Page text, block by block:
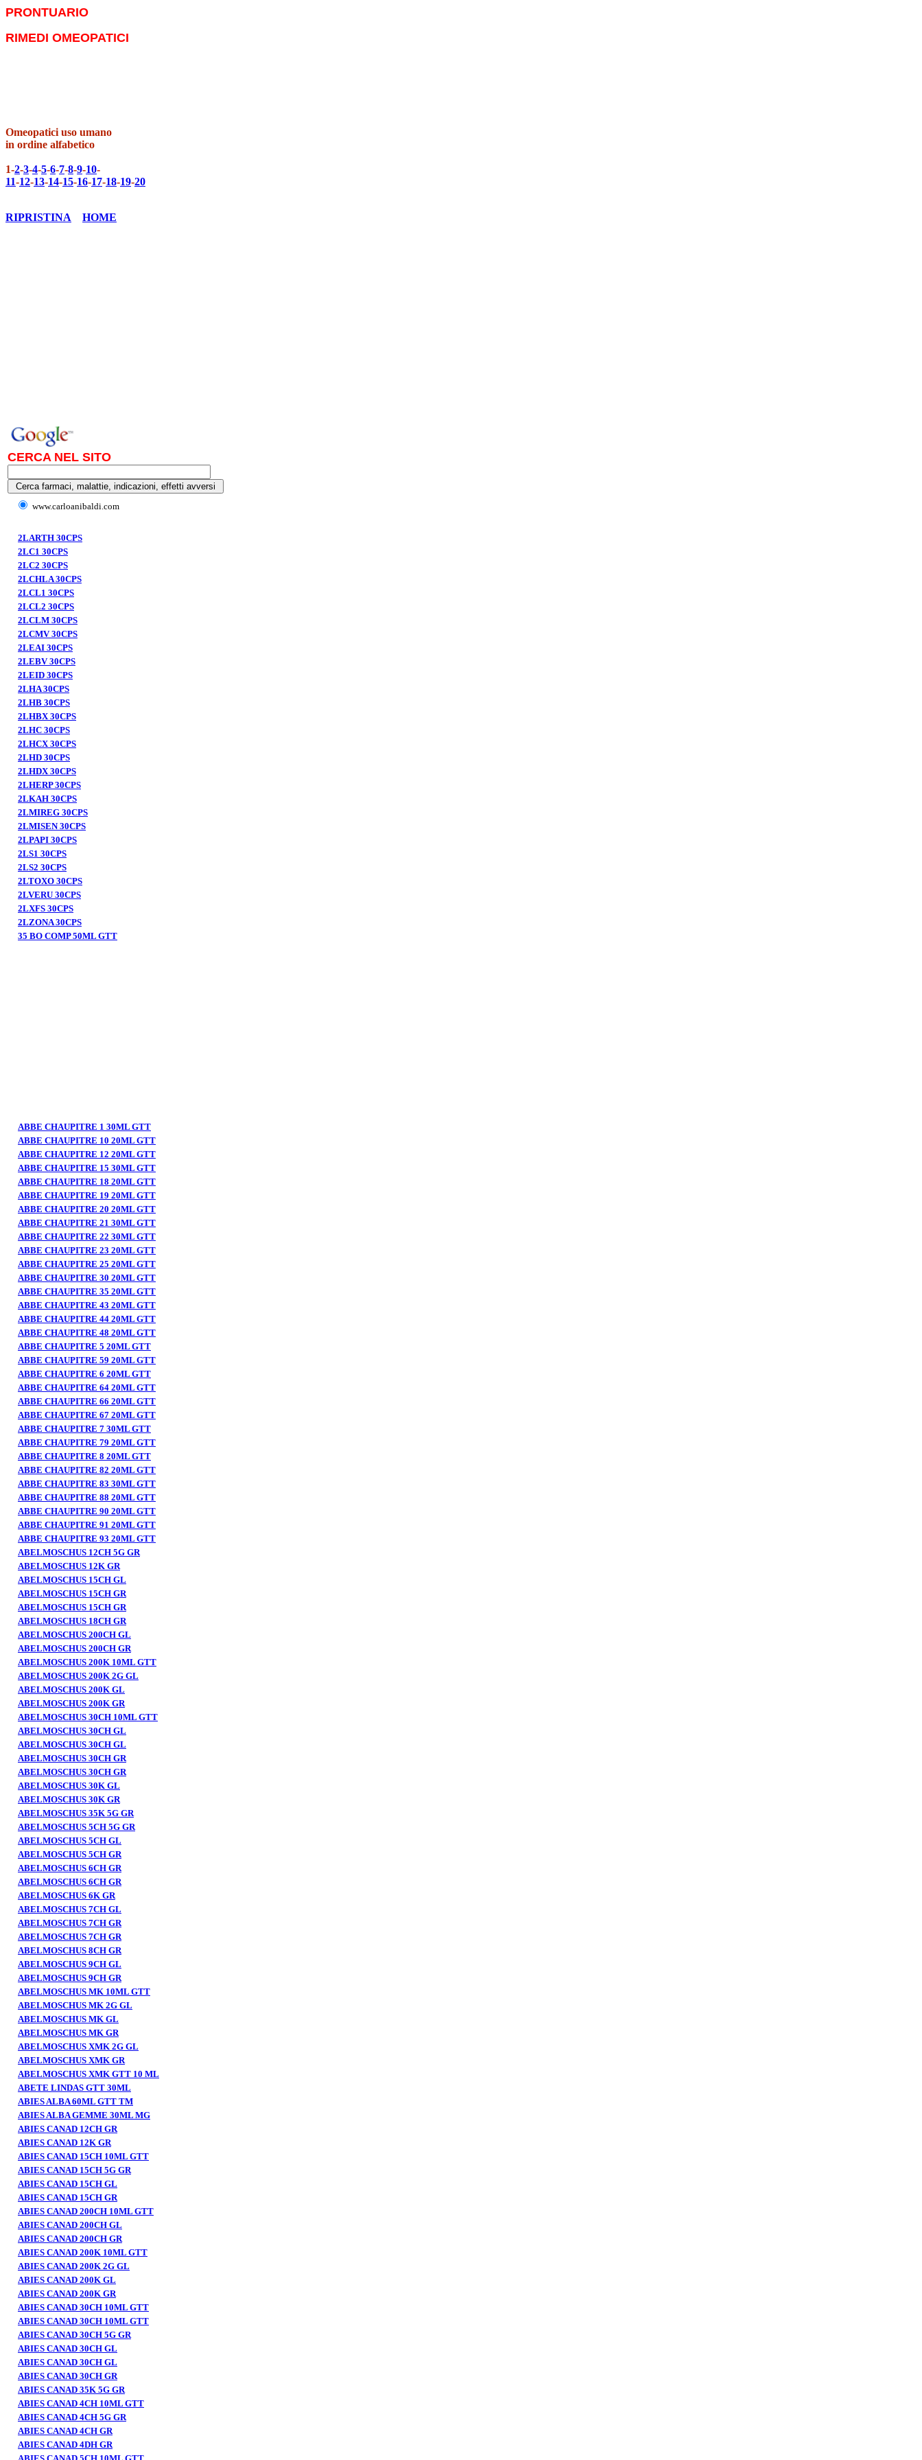
PRONTUARIO
RIMEDI OMEOPATICI
Omeopatici uso umano
in ordine alfabetico
1-2-3-4-5-6-7-8-9-10-
11-12-13-14-15-16-17-18-19-20
RIPRISTINA HOME
CERCA NEL SITO
www.carloanibaldi.com
2LARTH 30CPS
2LC1 30CPS
2LC2 30CPS
2LCHLA 30CPS
2LCL1 30CPS
2LCL2 30CPS
2LCLM 30CPS
2LCMV 30CPS
2LEAI 30CPS
2LEBV 30CPS
2LEID 30CPS
2LHA 30CPS
2LHB 30CPS
2LHBX 30CPS
2LHC 30CPS
2LHCX 30CPS
2LHD 30CPS
2LHDX 30CPS
2LHERP 30CPS
2LKAH 30CPS
2LMIREG 30CPS
2LMISEN 30CPS
2LPAPI 30CPS
2LS1 30CPS
2LS2 30CPS
2LTOXO 30CPS
2LVERU 30CPS
2LXFS 30CPS
2LZONA 30CPS
35 BO COMP 50ML GTT
ABBE CHAUPITRE 1 30ML GTT
ABBE CHAUPITRE 10 20ML GTT
ABBE CHAUPITRE 12 20ML GTT
ABBE CHAUPITRE 15 30ML GTT
ABBE CHAUPITRE 18 20ML GTT
ABBE CHAUPITRE 19 20ML GTT
ABBE CHAUPITRE 20 20ML GTT
ABBE CHAUPITRE 21 30ML GTT
ABBE CHAUPITRE 22 30ML GTT
ABBE CHAUPITRE 23 20ML GTT
ABBE CHAUPITRE 25 20ML GTT
ABBE CHAUPITRE 30 20ML GTT
ABBE CHAUPITRE 35 20ML GTT
ABBE CHAUPITRE 43 20ML GTT
ABBE CHAUPITRE 44 20ML GTT
ABBE CHAUPITRE 48 20ML GTT
ABBE CHAUPITRE 5 20ML GTT
ABBE CHAUPITRE 59 20ML GTT
ABBE CHAUPITRE 6 20ML GTT
ABBE CHAUPITRE 64 20ML GTT
ABBE CHAUPITRE 66 20ML GTT
ABBE CHAUPITRE 67 20ML GTT
ABBE CHAUPITRE 7 30ML GTT
ABBE CHAUPITRE 79 20ML GTT
ABBE CHAUPITRE 8 20ML GTT
ABBE CHAUPITRE 82 20ML GTT
ABBE CHAUPITRE 83 30ML GTT
ABBE CHAUPITRE 88 20ML GTT
ABBE CHAUPITRE 90 20ML GTT
ABBE CHAUPITRE 91 20ML GTT
ABBE CHAUPITRE 93 20ML GTT
ABELMOSCHUS 12CH 5G GR
ABELMOSCHUS 12K GR
ABELMOSCHUS 15CH GL
ABELMOSCHUS 15CH GR
ABELMOSCHUS 15CH GR
ABELMOSCHUS 18CH GR
ABELMOSCHUS 200CH GL
ABELMOSCHUS 200CH GR
ABELMOSCHUS 200K 10ML GTT
ABELMOSCHUS 200K 2G GL
ABELMOSCHUS 200K GL
ABELMOSCHUS 200K GR
ABELMOSCHUS 30CH 10ML GTT
ABELMOSCHUS 30CH GL
ABELMOSCHUS 30CH GL
ABELMOSCHUS 30CH GR
ABELMOSCHUS 30CH GR
ABELMOSCHUS 30K GL
ABELMOSCHUS 30K GR
ABELMOSCHUS 35K 5G GR
ABELMOSCHUS 5CH 5G GR
ABELMOSCHUS 5CH GL
ABELMOSCHUS 5CH GR
ABELMOSCHUS 6CH GR
ABELMOSCHUS 6CH GR
ABELMOSCHUS 6K GR
ABELMOSCHUS 7CH GL
ABELMOSCHUS 7CH GR
ABELMOSCHUS 7CH GR
ABELMOSCHUS 8CH GR
ABELMOSCHUS 9CH GL
ABELMOSCHUS 9CH GR
ABELMOSCHUS MK 10ML GTT
ABELMOSCHUS MK 2G GL
ABELMOSCHUS MK GL
ABELMOSCHUS MK GR
ABELMOSCHUS XMK 2G GL
ABELMOSCHUS XMK GR
ABELMOSCHUS XMK GTT 10 ML
ABETE LINDAS GTT 30ML
ABIES ALBA 60ML GTT TM
ABIES ALBA GEMME 30ML MG
ABIES CANAD 12CH GR
ABIES CANAD 12K GR
ABIES CANAD 15CH 10ML GTT
ABIES CANAD 15CH 5G GR
ABIES CANAD 15CH GL
ABIES CANAD 15CH GR
ABIES CANAD 200CH 10ML GTT
ABIES CANAD 200CH GL
ABIES CANAD 200CH GR
ABIES CANAD 200K 10ML GTT
ABIES CANAD 200K 2G GL
ABIES CANAD 200K GL
ABIES CANAD 200K GR
ABIES CANAD 30CH 10ML GTT
ABIES CANAD 30CH 10ML GTT
ABIES CANAD 30CH 5G GR
ABIES CANAD 30CH GL
ABIES CANAD 30CH GL
ABIES CANAD 30CH GR
ABIES CANAD 35K 5G GR
ABIES CANAD 4CH 10ML GTT
ABIES CANAD 4CH 5G GR
ABIES CANAD 4CH GR
ABIES CANAD 4DH GR